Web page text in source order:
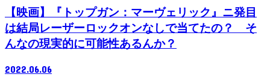
【映画】『トップガン：マーヴェリック』ニ発目
は結局レーザーロックオンなしで当てたの？ そ
んなの現実的に可能性あるんか？
2022.06.06